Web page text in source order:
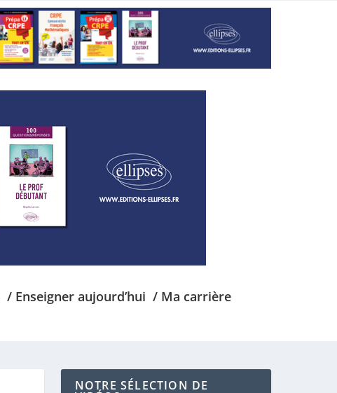
/ Enseigner aujourd’hui / Ma carrière
NOTRE SÉLECTION DE